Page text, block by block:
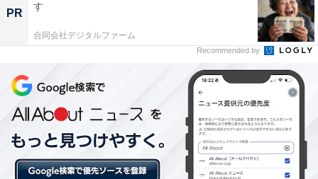
PR
す
合同会社デジタルファーム
Recommended by